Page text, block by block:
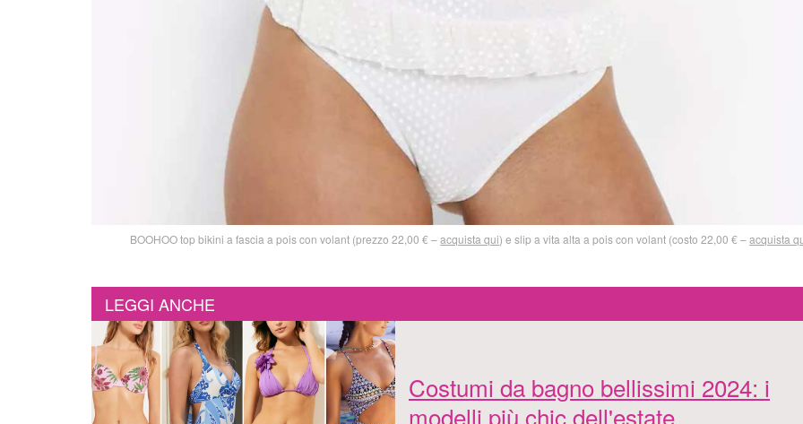
BOOHOO top bikini a fascia a pois con volant (prezzo 22,00 € –acquista qui) e slip a vita alta a pois con volant (costo 22,00 € –acquista
LEGGI ANCHE
Costumi da bagno bellissimi 2024: i
modelli più chic dell'estate